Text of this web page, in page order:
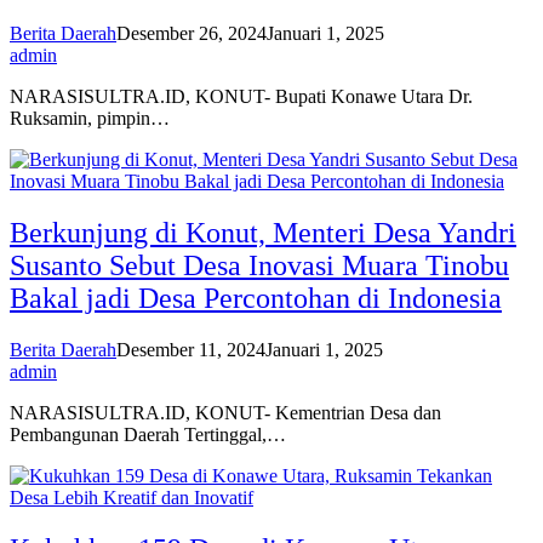
Berita DaerahDesember 26, 2024Januari 1, 2025
admin
NARASISULTRA.ID, KONUT- Bupati Konawe Utara Dr.
Ruksamin, pimpin…
Berkunjung di Konut, Menteri Desa Yandri
Susanto Sebut Desa Inovasi Muara Tinobu
Bakal jadi Desa Percontohan di Indonesia
Berita DaerahDesember 11, 2024Januari 1, 2025
admin
NARASISULTRA.ID, KONUT- Kementrian Desa dan
Pembangunan Daerah Tertinggal,…